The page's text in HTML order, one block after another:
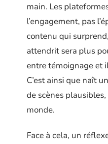
main. Les
l’engagement, pas
contenu qui
attendrit sera plus
entre témoignage et
C’est ainsi que naît
de scènes
monde.
Face à cela, un